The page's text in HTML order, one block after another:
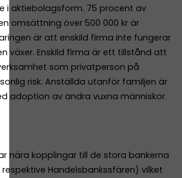
i aktiebolagsform. 75 procent av
omsättning över 500 000 kr är
är att enskild firma inte fungerar
växer. Enskild firma är ett tillstånd att
som privatperson på
risk. Anställda utanför familjen är
adoption av andra vuxna människor.
nära kopplingar till de stora bankerna
respektive Handelsbankssfären) vilket